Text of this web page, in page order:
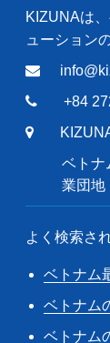
KIZUNAは
ューション
+84
ベトナ
業団地
よく検索さ
ベトナム
ベトナム
ベトナム